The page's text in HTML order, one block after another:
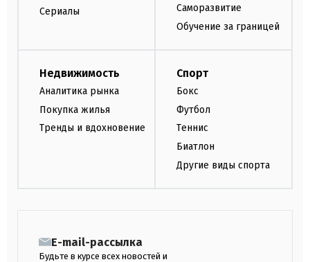
Сериалы
Саморазвитие
Обучение за границей
Недвижимость
Аналитика рынка
Покупка жилья
Тренды и вдохновение
Спорт
Бокс
Футбол
Теннис
Биатлон
Другие виды спорта
E-mail-рассылка
Будьте в курсе всех новостей и